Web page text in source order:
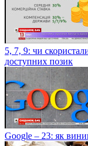
5, 7, 9: чи
доступних позик
Google – 23: як